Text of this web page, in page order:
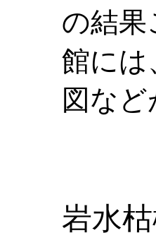
の結果
館には
図な
岩水